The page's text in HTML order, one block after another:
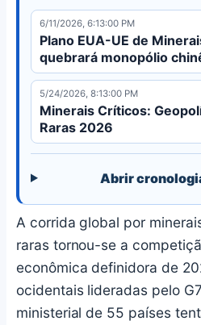
minerais críticos
6/11/2026, 6:13:00 PM
Plano EUA-UE de
quebrará monopólio
5/24/2026, 8:13:00 PM
Minerais Críticos:
Raras 2026
Abrir
A corrida global por
raras tornou-se a
econômica definidora de
ocidentais lideradas pelo
ministerial de 55 países